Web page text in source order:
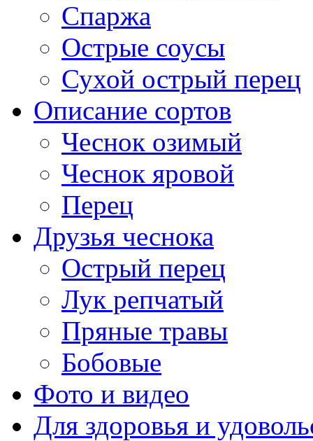
Спаржа
Острые соусы
Сухой острый перец
Описание сортов
Чеснок озимый
Чеснок яровой
Перец
Друзья чеснока
Острый перец
Лук репчатый
Пряные травы
Бобовые
Фото и видео
Для здоровья и